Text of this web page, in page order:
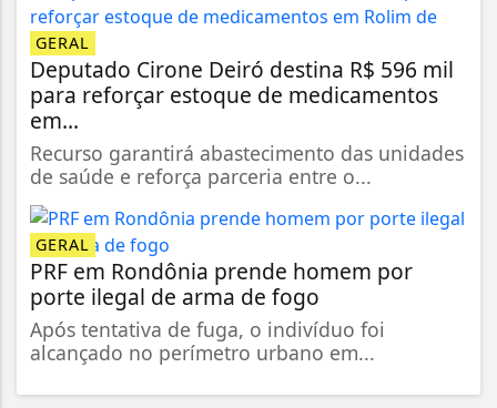
GERAL
Deputado Cirone Deiró destina R$ 596 mil
para reforçar estoque de medicamentos
em...
Recurso garantirá abastecimento das unidades
de saúde e reforça parceria entre o...
GERAL
PRF em Rondônia prende homem por
porte ilegal de arma de fogo
Após tentativa de fuga, o indivíduo foi
alcançado no perímetro urbano em...